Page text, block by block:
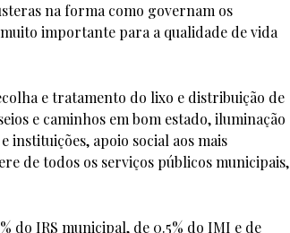
na forma como governam os
importante para a qualidade de vida
e tratamento do lixo e distribuição de
e caminhos em bom estado, iluminação
instituições, apoio social aos mais
de todos os serviços públicos municipais,
do IRS municipal, de 0.5% do IMI e de